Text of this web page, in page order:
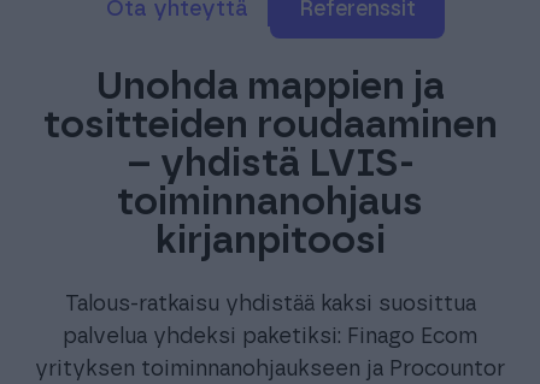
ota yhteyttä referenssit
Unohda mappien ja
tositteiden roudaaminen
– yhdistä LVIS-
toiminnanohjaus
kirjanpitoosi
Talous-ratkaisu yhdistää kaksi suosittua
palvelua yhdeksi paketiksi: Finago Ecom
yrityksen toiminnanohjaukseen ja Procountor